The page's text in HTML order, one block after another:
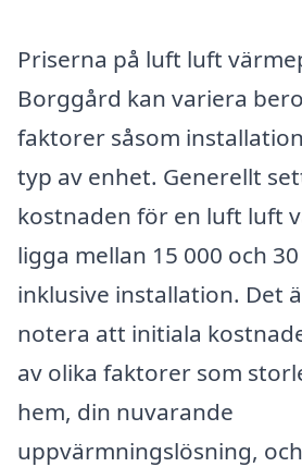
Priserna på luft luft
Borggård kan variera
faktorer såsom
typ av enhet. Generellt
kostnaden för en luft luft
ligga mellan 15 000 och
inklusive installation. Det
notera att initiala
av olika faktorer som
hem, din nuvarande
uppvärmningslösning,